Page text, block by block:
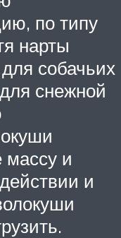
по типу
нарты
собачьих
снежной
массу и
и